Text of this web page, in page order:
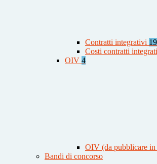
Contratti integrativi 19
Costi contratti
OIV 4
OIV (da pubblicare in
Bandi di concorso